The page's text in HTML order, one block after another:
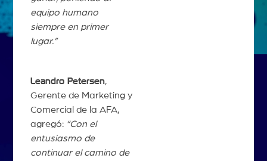
equipo humano
siempre en primer
lugar.”
Leandro Petersen,
Gerente de Marketing y
Comercial de la AFA,
agregó: “Con el
entusiasmo de
continuar el camino de